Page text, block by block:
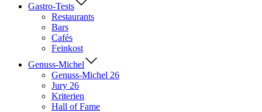
Gastro-Tests
Restaurants
Bars
Cafés
Feinkost
Genuss-Michel
Genuss-Michel 26
Jury 26
Kriterien
Hall of Fame